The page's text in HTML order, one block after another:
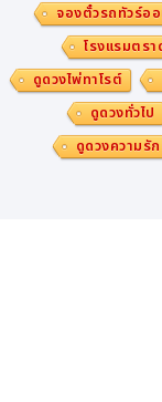
จองตั๋วรถทัวร์อ
โรงแรมตรา
ดูดวงไพ่ทาโรต์
ดูดวงทั่วไป
ดูดวงความรัก